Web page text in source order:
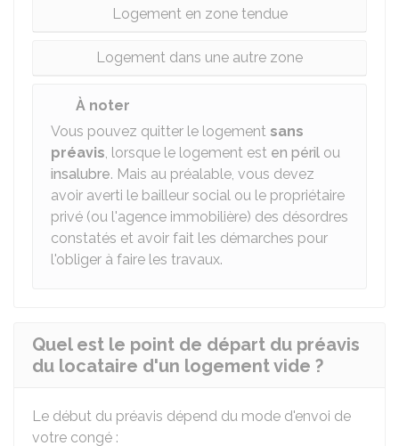
Logement en zone tendue
Logement dans une autre zone
À noter
Vous pouvez quitter le logement sans
préavis, lorsque le logement est en péril ou
insalubre. Mais au préalable, vous devez
avoir averti le bailleur social ou le propriétaire
privé (ou l'agence immobilière) des désordres
constatés et avoir fait les démarches pour
l'obliger à faire les travaux.
Quel est le point de départ du préavis
du locataire d'un logement vide ?
Le début du préavis dépend du mode d'envoi de
votre congé :